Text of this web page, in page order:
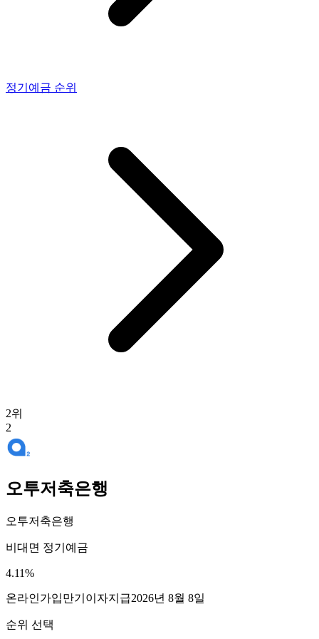
정기예금 순위
2위
2
오투저축은행
오투저축은행
비대면 정기예금
4.11%
온라인가입만기이자지급2026년 8월 8일
순위 선택